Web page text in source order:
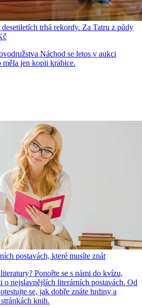
trhá rekordy. Za Tatru z půdy
Náchod se letos v aukci
jen kopii krabice.
postavách, které musíte znát
Ponořte se s námi do kvízu,
o nejslavnějších literárních postavách. Od
se, jak dobře znáte hrdiny a
knih.